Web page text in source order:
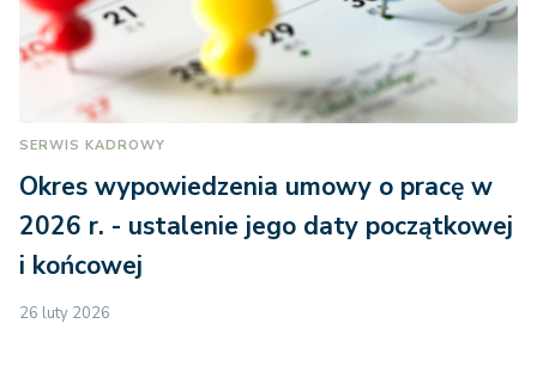
SERWIS KADROWY
Okres wypowiedzenia umowy o pracę w
2026 r. - ustalenie jego daty początkowej
i końcowej
26 luty 2026